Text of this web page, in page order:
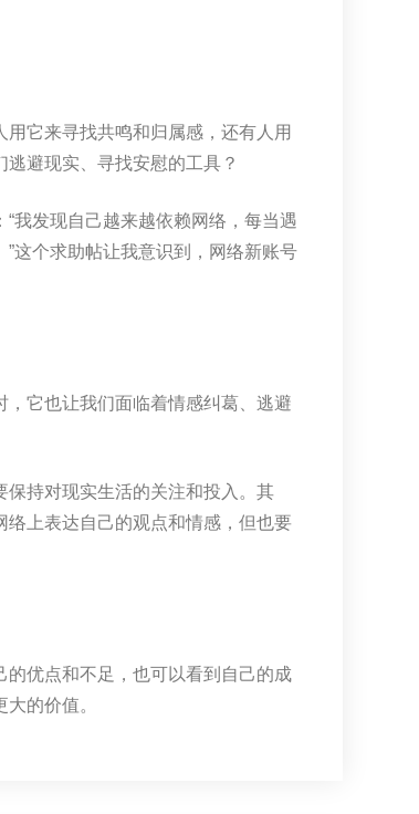
它来寻找共鸣和归属感，还有人用
避现实、寻找安慰的工具？
我发现自己越来越依赖网络，每当遇
这个求助帖让我意识到，网络新账号
它也让我们面临着情感纠葛、逃避
持对现实生活的关注和投入。其
上表达自己的观点和情感，但也要
优点和不足，也可以看到自己的成
的价值。